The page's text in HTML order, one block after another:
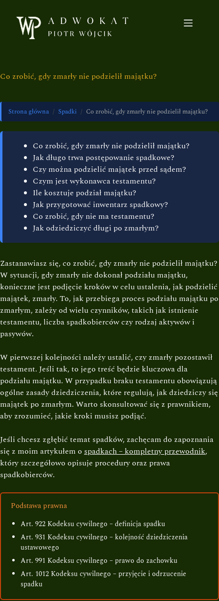
Co zrobić, gdy zmarły nie podzielił majątku?
Strona główna / Spadki / Co zrobić, gdy zmarły nie podzielił majątku?
Co zrobić, gdy zmarły nie podzielił majątku?
Jak długo trwa postępowanie spadkowe?
Czy można podzielić majątek przed sądem?
Czym jest wykonawca testamentu?
Ile kosztuje podział majątku?
Jak przygotować inwentarz spadkowy?
Co zrobić, gdy nie ma testamentu?
Jak odziedziczyć długi po zmarłym?
Zastanawiasz się, co zrobić, gdy zmarły nie podzielił majątku?
W sytuacji, gdy zmarły nie dokonał podziału majątku,
konieczne jest podjęcie kroków w celu ustalenia, jak podzielić
majątek, zmarły. To, jak przebiega proces podziału majątku po
zmarłym, zależy od wielu czynników, takich jak istnienie
testamentu, liczba spadkobierców czy rodzaj aktywów i
pasywów.
W pierwszej kolejności należy ustalić, czy zmarły pozostawił
testament. Jeśli tak, to jego treść będzie kluczowa dla
podziału majątku. W przypadku braku testamentu obowiązują
ogólne zasady dziedziczenia, które regulują, jak dziedziczy się
majątek po zmarłym. Warto skonsultować się z prawnikiem,
aby zrozumieć, jakie kroki musisz podjąć.
Jeśli chcesz zgłębić temat spadków, zachęcam do zapoznania
się z moim artykułem o spadkach – kompletny przewodnik,
który szczegółowo opisuje procedury oraz prawa
spadkobierców.
Podstawa prawna
Art. 922 Kodeksu cywilnego – definicja spadku
Art. 931 Kodeksu cywilnego – kolejność dziedziczenia
ustawowego
Art. 991 Kodeksu cywilnego – prawo do zachowku
Art. 1012 Kodeksu cywilnego – przyjęcie i odrzucenie
spadku